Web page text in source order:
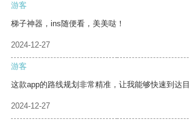
游客
梯子神器，ins随便看，美美哒！
2024-12-27
游客
这款app的路线规划非常精准，让我能够快速到达目
2024-12-27